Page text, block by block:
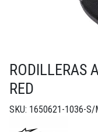
RODILLERAS
RED
SKU: 1650621-1036-S/